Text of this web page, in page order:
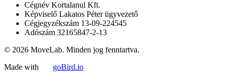
Cégnév Kortalanul Kft.
Képviselő Lakatos Péter ügyvezető
Cégjegyzékszám 13-09-224545
Adószám 32165847-2-13
© 2026 MoveLab. Minden jog fenntartva.
Made with
goBird.io